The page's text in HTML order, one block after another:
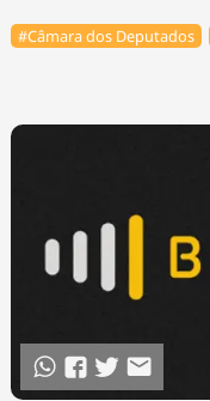
#Câmara dos Deputados